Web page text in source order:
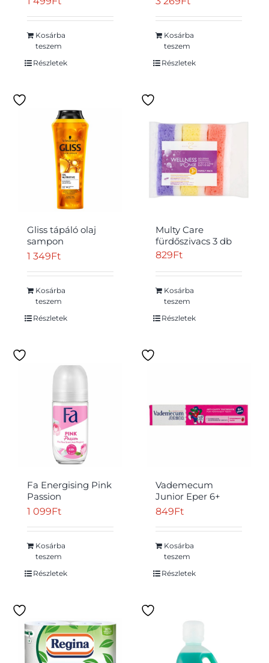
Kosárba
teszem
Részletek
ml
Kosárba
teszem
Részletek
Gliss tápáló olaj
sampon
töredezett, száraz,
1 349Ft
Kosárba
teszem
Részletek
Multy Care
fürdőszivacs 3 db
829Ft
Kosárba
teszem
Részletek
Fa Energising Pink
Passion
izzadásgátló golyós
1 099Ft
Kosárba
teszem
Részletek
Vademecum
Junior Eper 6+
fogkrém 75 ml
849Ft
Kosárba
teszem
Részletek